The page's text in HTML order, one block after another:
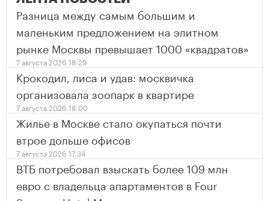
Разница между самым большим и
маленьким предложением на элитном
рынке Москвы превышает 1000 «квадратов»
7 августа 2026 18:29
Крокодил, лиса и удав: москвичка
организовала зоопарк в квартире
7 августа 2026 18:00
Жилье в Москве стало окупаться почти
втрое дольше офисов
7 августа 2026 17:34
ВТБ потребовал взыскать более 109 млн
евро с владельца апартаментов в Four